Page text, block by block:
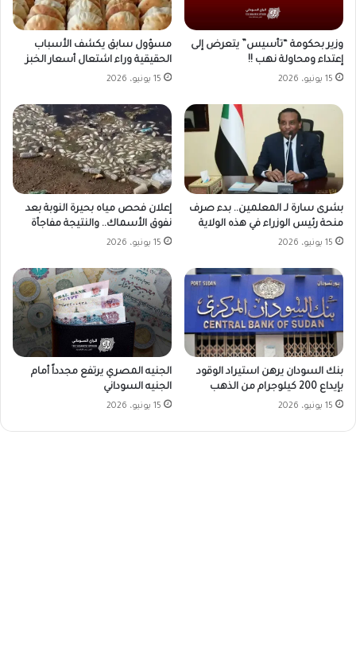
وزير بحكومة “تأسيس” يتعرض إلى
إعتداء ومحاولة نهب !!
15 يونيو، 2026
مسؤول سابق يكشف الأسباب
الحقيقية وراء اشتعال أسعار الخبز
15 يونيو، 2026
بشرى سارة لـ المعلمين.. بدء صرف
منحة رئيس الوزراء في هذه الولاية
15 يونيو، 2026
إعلان فحص مياه بحيرة النوبة بعد
نفوق الأسماك.. والنتيجة مفاجأة
15 يونيو، 2026
بنك السودان يرهن استيراد الوقود
بإيداع 200 كيلوجرام من الذهب
15 يونيو، 2026
الجنيه المصري يرتفع مجدداً أمام
الجنيه السوداني
15 يونيو، 2026